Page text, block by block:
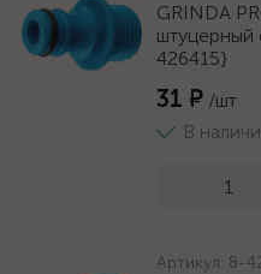
GRINDA
штуцерный
426415}
31 ₽ /шт
В
Артикул: 8-